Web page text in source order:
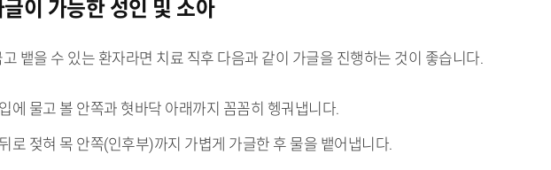
이 가능한 성인 및 소아
뱉을 수 있는 환자라면 치료 직후 다음과 같이 가글을 진행하는 것이 좋습니다.
에 물고 볼 안쪽과 혓바닥 아래까지 꼼꼼히 헹궈냅니다.
로 젖혀 목 안쪽(인후부)까지 가볍게 가글한 후 물을 뱉어냅니다.